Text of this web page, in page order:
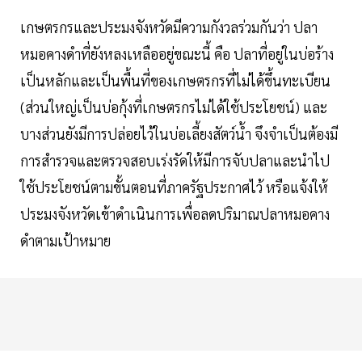
เกษตรกรและประมงจังหวัดมีความกังวลร่วมกันว่า ปลา
หมอคางดำที่ยังหลงเหลืออยู่ขณะนี้ คือ ปลาที่อยู่ในบ่อร้าง
เป็นหลักและเป็นพื้นที่ของเกษตรกรที่ไม่ได้ขึ้นทะเบียน
(ส่วนใหญ่เป็นบ่อกุ้งที่เกษตรกรไม่ได้ใช้ประโยชน์) และ
บางส่วนยังมีการปล่อยไว้ในบ่อเลี้ยงสัตว์น้ำ จึงจำเป็นต้องมี
การสำรวจและตรวจสอบเร่งรัดให้มีการจับปลาและนำไป
ใช้ประโยชน์ตามขั้นตอนที่ภาครัฐประกาศไว้ หรือแจ้งให้
ประมงจังหวัดเข้าดำเนินการเพื่อลดปริมาณปลาหมอคาง
ดำตามเป้าหมาย